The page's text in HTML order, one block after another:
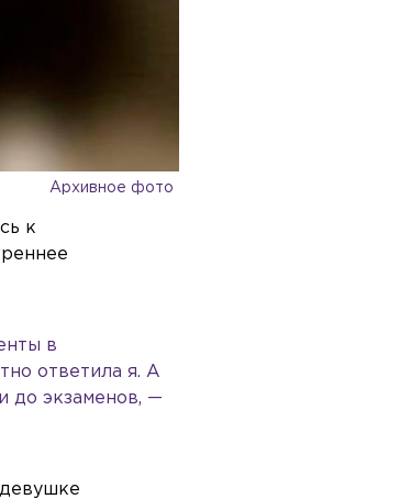
Архивное фото
к
в
ответила я. А
до экзаменов, —